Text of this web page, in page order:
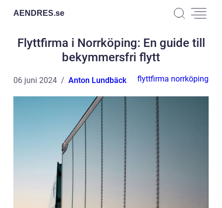
AENDRES.se
Flyttfirma i Norrköping: En guide till
bekymmersfri flytt
06 juni 2024 Anton Lundbäck flyttfirma norrköping